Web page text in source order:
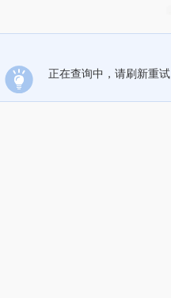
正在查询中，请刷新重试